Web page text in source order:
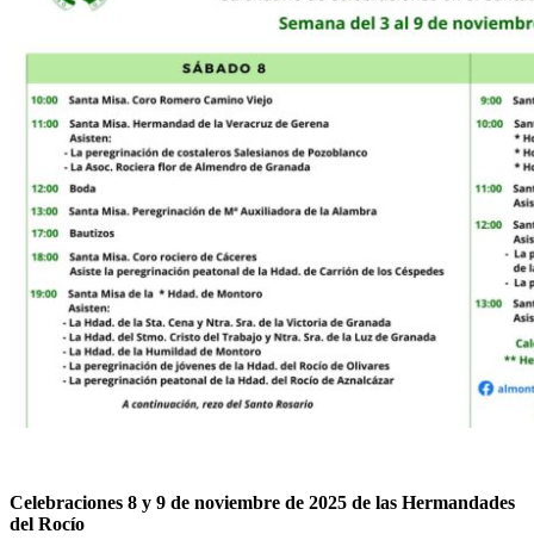
Celebraciones 8 y 9 de noviembre de 2025 de las Hermandades
del Rocío